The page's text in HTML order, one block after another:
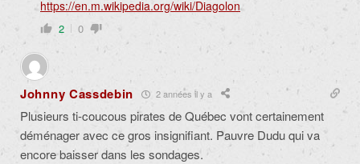
https://en.m.wikipedia.org/wiki/Diagolon
2 0
Johnny Cassdebin 2 années il y a
Plusieurs ti-coucous pirates de Québec vont certainement
déménager avec ce gros insignifiant. Pauvre Dudu qui va
encore baisser dans les sondages.